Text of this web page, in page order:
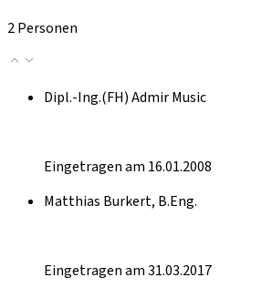
2 Personen
Dipl.-Ing.(FH) Admir Music
Eingetragen am 16.01.2008
Matthias Burkert, B.Eng.
Eingetragen am 31.03.2017